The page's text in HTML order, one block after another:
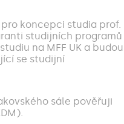
koncepci studia prof.
studijních programů
na MFF UK a budou
se studijní
sále pověřuji